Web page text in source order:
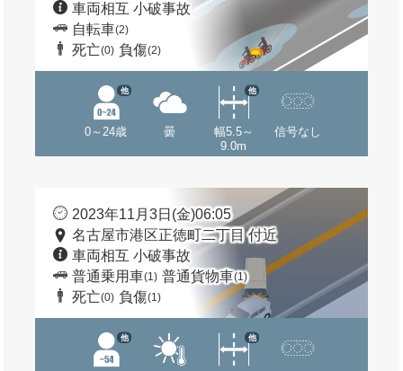
車両相互 小破事故
自転車(2)
死亡(0) 負傷(2)
0～24歳
他
曇
幅5.5～
9.0m
他
信号なし
2023年11月3日(金)06:05
名古屋市港区正徳町二丁目 付近
車両相互 小破事故
普通乗用車(1) 普通貨物車(1)
死亡(0) 負傷(1)
他 他